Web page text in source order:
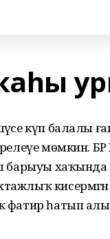
күп балалы
мөмкин.
барыуы
кисермәгән
фатир һатып